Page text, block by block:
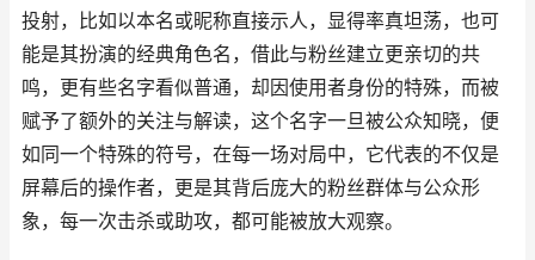
投射，比如以本名或昵称直接示人，显得率真坦荡，也可
能是其扮演的经典角色名，借此与粉丝建立更亲切的共
鸣，更有些名字看似普通，却因使用者身份的特殊，而被
赋予了额外的关注与解读，这个名字一旦被公众知晓，便
如同一个特殊的符号，在每一场对局中，它代表的不仅是
屏幕后的操作者，更是其背后庞大的粉丝群体与公众形
象，每一次击杀或助攻，都可能被放大观察。